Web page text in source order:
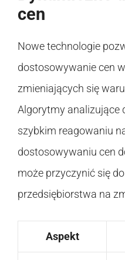
cen
Nowe technologie
dostosowywanie cen
zmieniających się
Algorytmy analizujące
szybkim reagowaniu
dostosowywaniu cen
może przyczynić się
przedsiębiorstwa na
Aspekt